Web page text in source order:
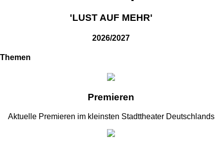
'LUST AUF MEHR'
2026/2027
Themen
Premieren
Aktuelle Premieren im kleinsten Stadttheater Deutschlands